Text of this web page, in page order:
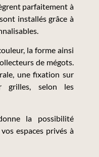
parfaitement à
installés grâce à
la forme ainsi
de mégots.
une fixation sur
grilles, selon les
la possibilité
espaces privés à